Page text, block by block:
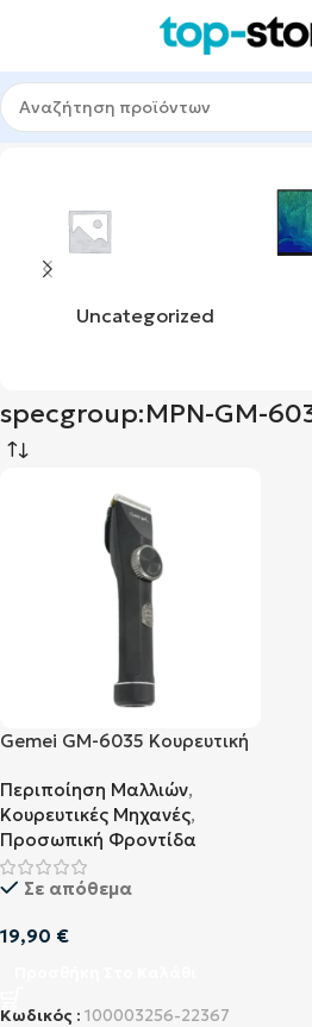
σελίδα Προϊόντα με ετικέτα
Uncategorized
specgroup:MPN-GM-
Gemei GM-6035 Κουρευτική
Περιποίηση Μαλλιών,
Κουρευτικές Μηχανές,
Προσωπική Φροντίδα
Σε απόθεμα
19,90 €
Κωδικός : 100003256-22367